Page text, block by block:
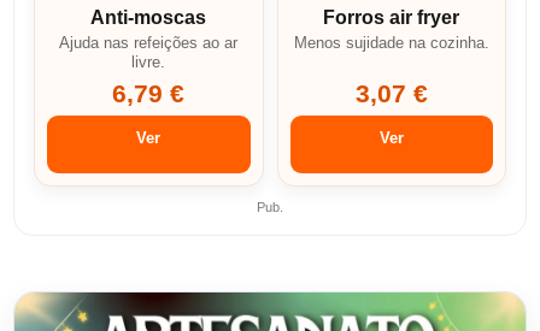
Anti-moscas
Ajuda nas refeições ao ar
livre.
6,79 €
Ver
Forros air fryer
Menos sujidade na cozinha.
3,07 €
Ver
Pub.